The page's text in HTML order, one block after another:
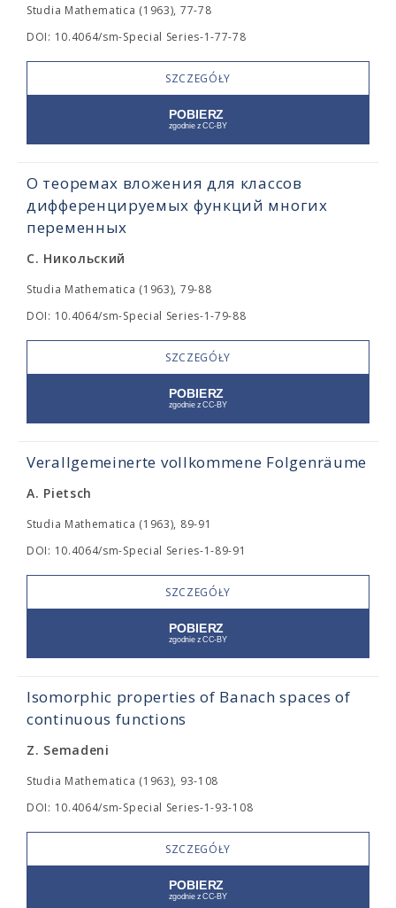
Studia Mathematica (1963), 77-78
DOI: 10.4064/sm-Special Series-1-77-78
SZCZEGÓŁY
О теоремах вложения для классов
дифференцируемых функций многих
переменных
С. Никольский
Studia Mathematica (1963), 79-88
DOI: 10.4064/sm-Special Series-1-79-88
SZCZEGÓŁY
Verallgemeinerte vollkommene Folgenräume
A. Pietsch
Studia Mathematica (1963), 89-91
DOI: 10.4064/sm-Special Series-1-89-91
SZCZEGÓŁY
Isomorphic properties of Banach spaces of
continuous functions
Z. Semadeni
Studia Mathematica (1963), 93-108
DOI: 10.4064/sm-Special Series-1-93-108
SZCZEGÓŁY